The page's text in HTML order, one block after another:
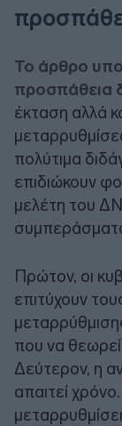
Το άρθρο
προσπάθεια
έκταση αλλά
πολύτιμα
επιδιώκουν
μελέτη του
Πρώτον, οι
επιτύχουν
που να
Δεύτερον, η
απαιτεί